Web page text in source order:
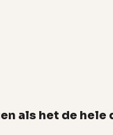
als het de hele